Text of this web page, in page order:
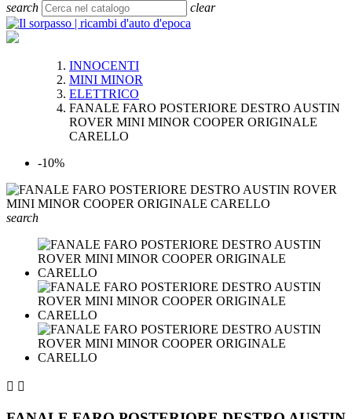
search clear
INNOCENTI
MINI MINOR
ELETTRICO
FANALE FARO POSTERIORE DESTRO AUSTIN
ROVER MINI MINOR COOPER ORIGINALE
CARELLO
-10%
search
 